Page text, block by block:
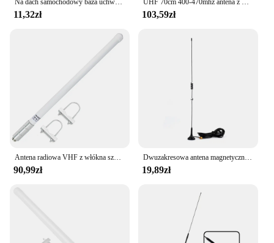
11,32zł 103,59zł
Antena radiowa VHF z włókna szklanego, 2 metry 136-174 MHz GMRS antena podstawowa złącze So239 do mobilnego nadajnika-odbiorczego urządzenia Ham Radio
90,99zł
Dwuzakresowa antena magnetyczna VHF UHF Ham Radio, ręczna antena dwukierunkowa SMA żeńska do Kenwood BaoFeng Walkie Talkie
19,89zł